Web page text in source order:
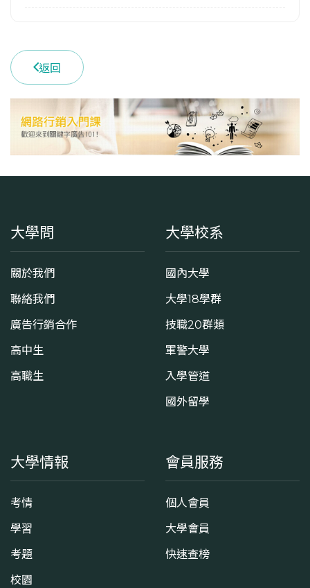
返回
大學問
關於我們
聯絡我們
廣告行銷合作
高中生
高職生
大學校系
國內大學
大學18學群
技職20群類
軍警大學
入學管道
國外留學
大學情報
考情
學習
考題
校園
會員服務
個人會員
大學會員
快速查榜